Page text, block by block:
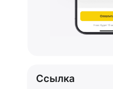
Ссылка